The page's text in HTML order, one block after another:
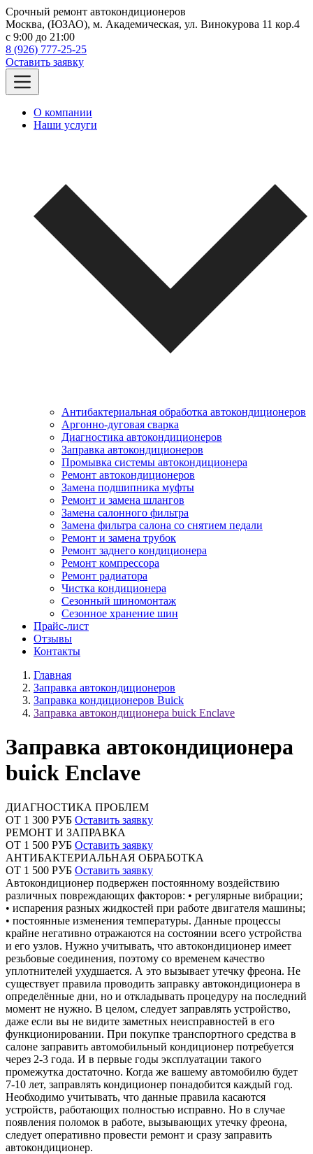
Срочный ремонт автокондиционеров
Москва, (ЮЗАО), м. Академическая, ул. Винокурова 11 кор.4
c 9:00 до 21:00
8 (926) 777-25-25
Оставить заявку
О компании
Наши услуги
Антибактериальная обработка автокондиционеров
Аргонно-дуговая сварка
Диагностика автокондиционеров
Заправка автокондиционеров
Промывка системы автокондиционера
Ремонт автокондиционеров
Замена подшипника муфты
Ремонт и замена шлангов
Замена салонного фильтра
Замена фильтра салона со снятием педали
Ремонт и замена трубок
Ремонт заднего кондиционера
Ремонт компрессора
Ремонт радиатора
Чистка кондиционера
Сезонный шиномонтаж
Сезонное хранение шин
Прайс-лист
Отзывы
Контакты
Главная
Заправка автокондиционеров
Заправка кондиционеров Buick
Заправка автокондиционера buick Enclave
Заправка автокондиционера
buick Enclave
ДИАГНОСТИКА ПРОБЛЕМ
ОТ 1 300 РУБ Оставить заявку
РЕМОНТ И ЗАПРАВКА
ОТ 1 500 РУБ Оставить заявку
АНТИБАКТЕРИАЛЬНАЯ ОБРАБОТКА
ОТ 1 500 РУБ Оставить заявку
Автокондиционер подвержен постоянному воздействию
различных повреждающих факторов: • регулярные вибрации;
• испарения разных жидкостей при работе двигателя машины;
• постоянные изменения температуры. Данные процессы
крайне негативно отражаются на состоянии всего устройства
и его узлов. Нужно учитывать, что автокондиционер имеет
резьбовые соединения, поэтому со временем качество
уплотнителей ухудшается. А это вызывает утечку фреона. Не
существует правила проводить заправку автокондиционера в
определённые дни, но и откладывать процедуру на последний
момент не нужно. В целом, следует заправлять устройство,
даже если вы не видите заметных неисправностей в его
функционировании. При покупке транспортного средства в
салоне заправить автомобильный кондиционер потребуется
через 2-3 года. И в первые годы эксплуатации такого
промежутка достаточно. Когда же вашему автомобилю будет
7-10 лет, заправлять кондиционер понадобится каждый год.
Необходимо учитывать, что данные правила касаются
устройств, работающих полностью исправно. Но в случае
появления поломок в работе, вызывающих утечку фреона,
следует оперативно провести ремонт и сразу заправить
автокондиционер.